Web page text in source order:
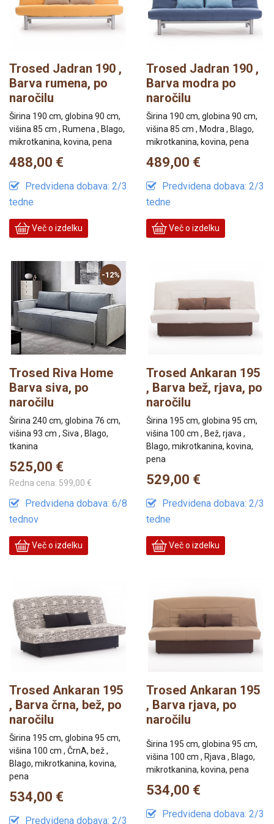
Trosed Jadran 190 ,
Barva rumena, po
naročilu
Širina 190 cm, globina 90 cm,
višina 85 cm , Rumena , Blago,
mikrotkanina, kovina, pena
488,00 €
Predvidena dobava: 2/3
tedne
Več o izdelku
Trosed Jadran 190 ,
Barva modra po
naročilu
Širina 190 cm, globina 90 cm,
višina 85 cm , Modra , Blago,
mikrotkanina, kovina, pena
489,00 €
Predvidena dobava: 2/3
tedne
Več o izdelku
-12%
Trosed Riva Home
Barva siva, po
naročilu
Širina 240 cm, globina 76 cm,
višina 93 cm , Siva , Blago,
tkanina
525,00 €
Redna cena: 599,00 €
Predvidena dobava: 6/8
tednov
Več o izdelku
Trosed Ankaran 195
, Barva bež, rjava, po
naročilu
Širina 195 cm, globina 95 cm,
višina 100 cm , Bež, rjava ,
Blago, mikrotkanina, kovina,
pena
529,00 €
Predvidena dobava: 2/3
tedne
Več o izdelku
Trosed Ankaran 195
, Barva črna, bež, po
naročilu
Širina 195 cm, globina 95 cm,
višina 100 cm , ČrnA, bež ,
Blago, mikrotkanina, kovina,
pena
534,00 €
Predvidena dobava: 2/3
Trosed Ankaran 195
, Barva rjava, po
naročilu
Širina 195 cm, globina 95 cm,
višina 100 cm , Rjava , Blago,
mikrotkanina, kovina, pena
534,00 €
Predvidena dobava: 2/3